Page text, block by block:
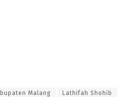
Malang Lathifah Shohib